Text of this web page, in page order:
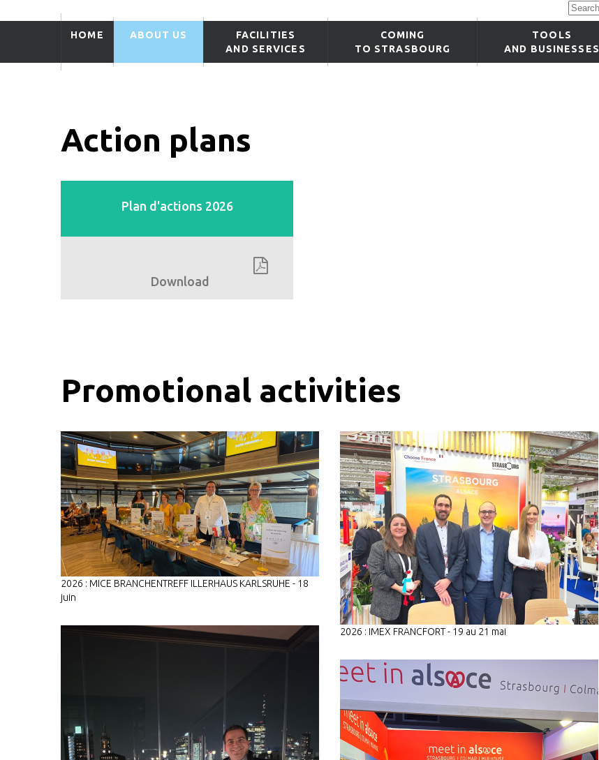
HOME ABOUT US
FACILITIES
AND SERVICES
COMING
TO STRASBOURG
TOOLS
AND BUSINESSES
Action plans
Plan d'actions 2026
Download
Promotional activities
2026 : MICE BRANCHENTREFF ILLERHAUS KARLSRUHE - 18
juin
2026 : IMEX FRANCFORT - 19 au 21 mai